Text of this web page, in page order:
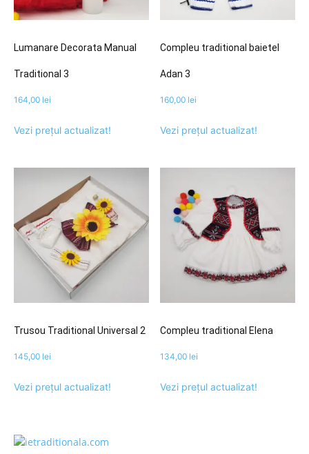
Lumanare Decorata Manual
Traditional 3
164,00 lei
Vezi prețul actualizat!
Compleu traditional baietel
Adan 3
160,00 lei
Vezi prețul actualizat!
Trusou Traditional Universal 2
145,00 lei
Vezi prețul actualizat!
Compleu traditional Elena
134,00 lei
Vezi prețul actualizat!